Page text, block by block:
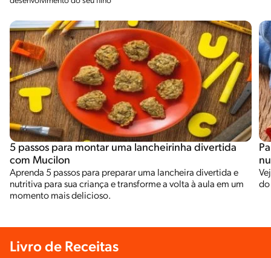
5 passos para montar uma lancheirinha divertida
com Mucilon
Aprenda 5 passos para preparar uma lancheira divertida e
nutritiva para sua criança e transforme a volta à aula em um
momento mais delicioso.
do
Livro de Receitas